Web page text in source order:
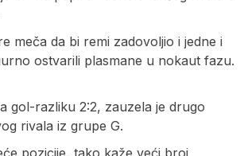
meča da bi remi zadovoljio i jedne i
ostvarili plasmane u nokaut fazu.
gol-razliku 2:2, zauzela je drugo
rivala iz grupe G.
pozicije, tako kaže veći broj